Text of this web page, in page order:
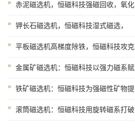
赤泥磁选机，恒磁科技强磁回收，氧化
钾长石磁选机，恒磁科技湿式磁选，
平板磁选机高梯度除铁，恒磁科技攻克
金属矿磁选机：恒磁科技以强力磁系赋
铁矿磁选机：恒磁科技为强磁性矿物提
滚筒磁选机：恒磁科技用旋转磁系打破